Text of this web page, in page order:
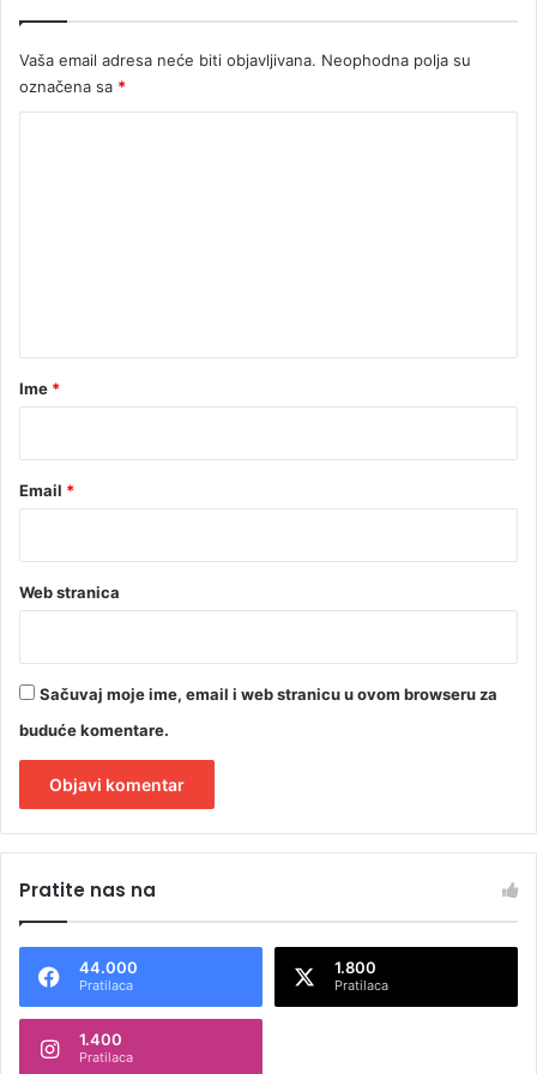
j
e
l
Vaša email adresa neće biti objavljivana. Neophodna polja su
označena sa *
rIme *
Email *
Web stranica
Sačuvaj moje ime, email i web stranicu u ovom browseru za
buduće komentare.
t
n
Pratite nas na
44.000
Pratilaca
1.800
Pratilaca
1.400
Pratilaca